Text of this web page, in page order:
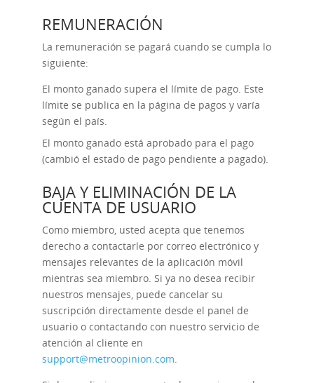
REMUNERACIÓN
La remuneración se pagará cuando se cumpla lo
siguiente:
El monto ganado supera el límite de pago. Este
límite se publica en la página de pagos y varía
según el país.
El monto ganado está aprobado para el pago
(cambió el estado de pago pendiente a pagado).
BAJA Y ELIMINACIÓN DE LA
CUENTA DE USUARIO
Como miembro, usted acepta que tenemos
derecho a contactarle por correo electrónico y
mensajes relevantes de la aplicación móvil
mientras sea miembro. Si ya no desea recibir
nuestros mensajes, puede cancelar su
suscripción directamente desde el panel de
usuario o contactando con nuestro servicio de
atención al cliente en
support@metroopinion.com.